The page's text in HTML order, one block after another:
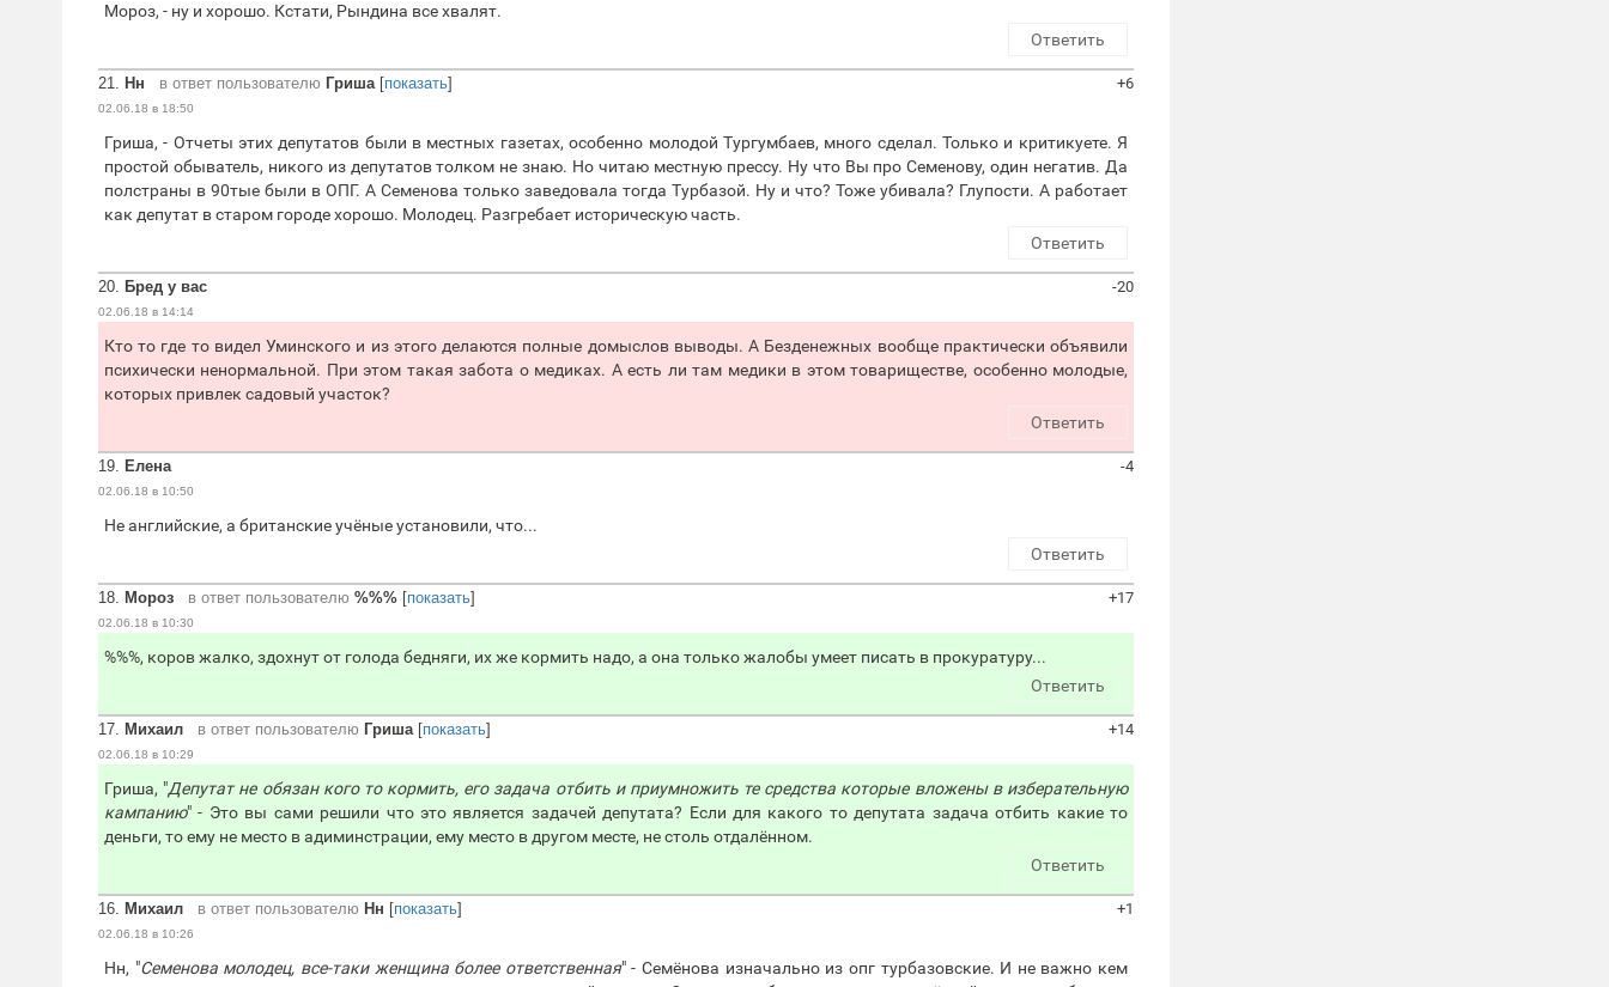
Мороз, - ну и хорошо. Кстати, Рындина все хвалят.
Ответить
21. Нн в ответ пользователю Гриша[показать]
02.06.18 в 18:50
+6
Гриша, - Отчеты этих депутатов были в местных газетах, особенно молодой Тургумбаев, много сделал. Только и критикуете. Я
простой обыватель, никого из депутатов толком не знаю. Но читаю местную прессу. Ну что Вы про Семенову, один негатив. Да
полстраны в 90тые были в ОПГ. А Семенова только заведовала тогда Турбазой. Ну и что? Тоже убивала? Глупости. А работает
как депутат в старом городе хорошо. Молодец. Разгребает историческую часть.
Ответить
20. Бред у вас
02.06.18 в 14:14
-20
Кто то где то видел Уминского и из этого делаются полные домыслов выводы. А Безденежных вообще практически объявили
психически ненормальной. При этом такая забота о медиках. А есть ли там медики в этом товариществе, особенно молодые,
которых привлек садовый участок?
Ответить
19. Елена
02.06.18 в 10:50
-4
Не английские, а британские учёные установили, что...
Ответить
18. Мороз в ответ пользователю %%% [показать]
02.06.18 в 10:30
+17
%%%, коров жалко, здохнут от голода бедняги, их же кормить надо, а она только жалобы умеет писать в прокуратуру...
Ответить
17. Михаил в ответ пользователю Гриша[показать]
02.06.18 в 10:29
+14
Гриша, "Депутат не обязан кого то кормить, его задача отбить и приумножить те средства которые вложены в изберательную
кампанию" - Это вы сами решили что это является задачей депутата? Если для какого то депутата задача отбить какие то
деньги, то ему не место в адиминстрации, ему место в другом месте, не столь отдалённом.
Ответить
16. Михаил в ответ пользователю Нн [показать]
02.06.18 в 10:26
+1
Нн, "Семенова молодец, все-таки женщина более ответственная" - Семёнова изначально из опг турбазовские. И не важно кем